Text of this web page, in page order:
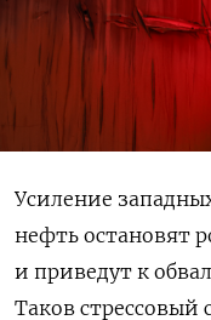
Усиление
нефть остановят
и приведут к
Таков стрессовый